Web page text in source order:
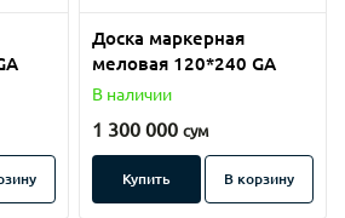
Доска маркерная
меловая 120*240 GA
В наличии
1 300 000 сум
Купить В корзину